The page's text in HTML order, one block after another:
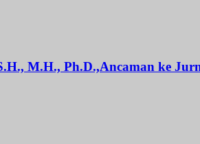
M.H., Ph.D.,Ancaman ke